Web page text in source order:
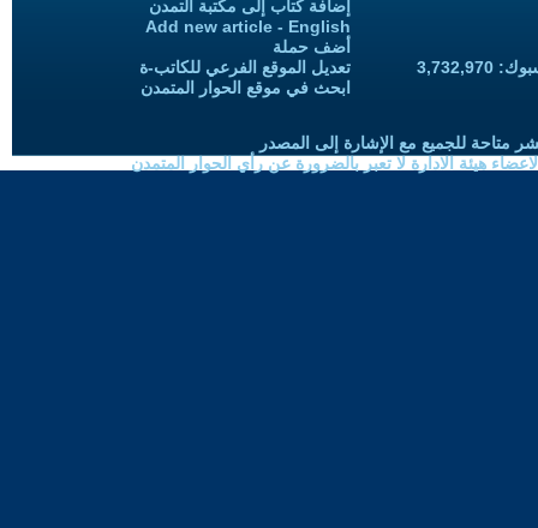
إضافة كتاب إلى مكتبة التمدن
Add new article - English
أضف حملة
تعديل الموقع الفرعي للكاتب-ة
ابحث في موقع الحوار المتمدن
متاحة للجميع مع الإشارة إلى المصدر
هيئة الادارة لا تعبر بالضرورة عن رأي الحوار المتمدن